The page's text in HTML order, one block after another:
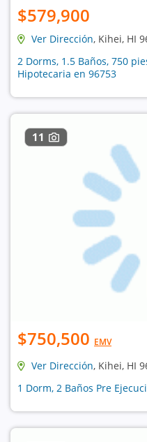
$579,900
Ver Dirección, Kihei, HI
2 Dorms, 1.5 Baños, 750
Hipotecaria en 96753
11
$750,500 EMV
Ver Dirección, Kihei, HI
1 Dorm, 2 Baños Pre